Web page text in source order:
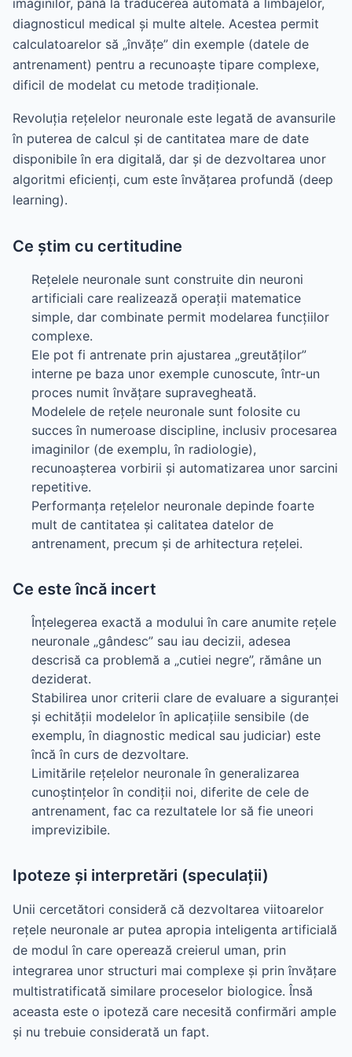
imaginilor, până la traducerea automată a limbajelor,
diagnosticul medical și multe altele. Acestea permit
calculatoarelor să „învățe” din exemple (datele de
antrenament) pentru a recunoaște tipare complexe,
dificil de modelat cu metode tradiționale.
Revoluția rețelelor neuronale este legată de avansurile
în puterea de calcul și de cantitatea mare de date
disponibile în era digitală, dar și de dezvoltarea unor
algoritmi eficienți, cum este învățarea profundă (deep
learning).
Ce știm cu certitudine
Rețelele neuronale sunt construite din neuroni
artificiali care realizează operații matematice
simple, dar combinate permit modelarea funcțiilor
complexe.
Ele pot fi antrenate prin ajustarea „greutăților”
interne pe baza unor exemple cunoscute, într-un
proces numit învățare supravegheată.
Modelele de rețele neuronale sunt folosite cu
succes în numeroase discipline, inclusiv procesarea
imaginilor (de exemplu, în radiologie),
recunoașterea vorbirii și automatizarea unor sarcini
repetitive.
Performanța rețelelor neuronale depinde foarte
mult de cantitatea și calitatea datelor de
antrenament, precum și de arhitectura rețelei.
Ce este încă incert
Înțelegerea exactă a modului în care anumite rețele
neuronale „gândesc” sau iau decizii, adesea
descrisă ca problemă a „cutiei negre”, rămâne un
deziderat.
Stabilirea unor criterii clare de evaluare a siguranței
și echității modelelor în aplicațiile sensibile (de
exemplu, în diagnostic medical sau judiciar) este
încă în curs de dezvoltare.
Limitările rețelelor neuronale în generalizarea
cunoștințelor în condiții noi, diferite de cele de
antrenament, fac ca rezultatele lor să fie uneori
imprevizibile.
Ipoteze și interpretări (speculații)
Unii cercetători consideră că dezvoltarea viitoarelor
rețele neuronale ar putea apropia inteligenta artificială
de modul în care operează creierul uman, prin
integrarea unor structuri mai complexe și prin învățare
multistratificată similare proceselor biologice. Însă
aceasta este o ipoteză care necesită confirmări ample
și nu trebuie considerată un fapt.